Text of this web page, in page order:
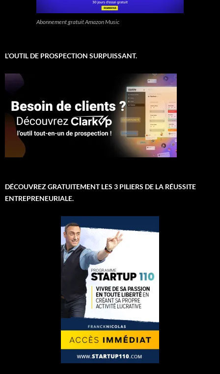
Abonnement gratuit Amazon Music
L’OUTIL DE PROSPECTION SURPUISSANT.
DÉCOUVREZ GRATUITEMENT LES 3 PILIERS DE LA RÉUSSITE
ENTREPRENEURIALE.